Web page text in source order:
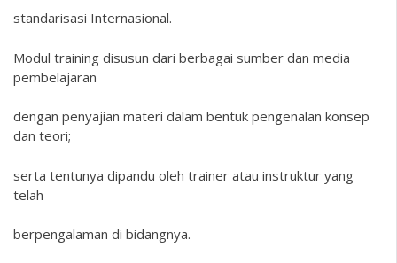
standarisasi Internasional.
Modul training disusun dari berbagai sumber dan media
pembelajaran
dengan penyajian materi dalam bentuk pengenalan konsep
dan teori;
serta tentunya dipandu oleh trainer atau instruktur yang
telah
berpengalaman di bidangnya.